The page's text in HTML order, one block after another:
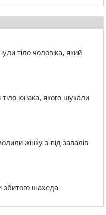
тіло чоловіка, який
юнака, якого шукали
жінку з-під завалів
збитого шахеда